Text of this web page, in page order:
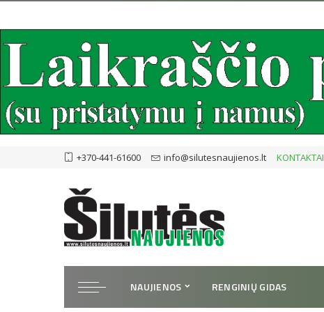
+370-441-61600 info@silutesnaujienos.lt KONTAKTAI
NAUJIENOS RENGINIŲ GIDAS